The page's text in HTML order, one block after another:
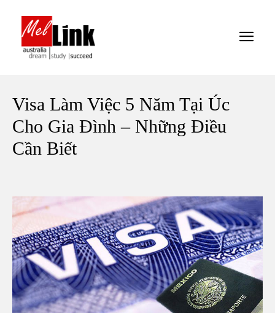
Visa Làm Việc 5 Năm Tại Úc
Cho Gia Đình – Những Điều
Cần Biết